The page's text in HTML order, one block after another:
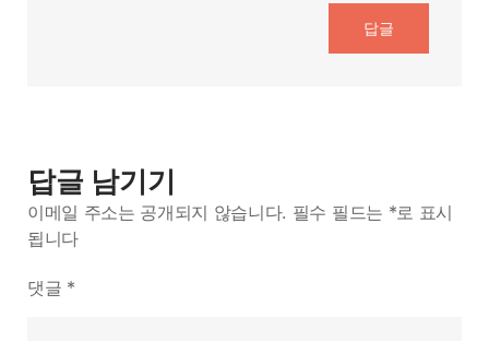
답글
답글 남기기
이메일 주소는 공개되지 않습니다. 필수 필드는 *로 표시
됩니다
댓글 *